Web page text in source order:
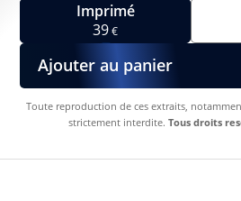
Imprimé
39€
Ajouter au panier
Toute reproduction de ces extraits,
strictement interdite. Tous droits